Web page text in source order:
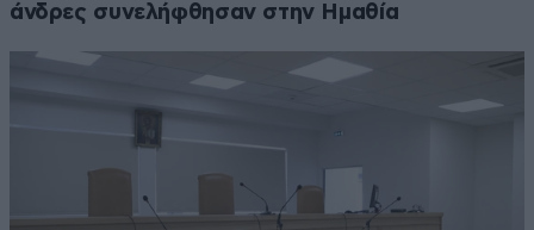
άνδρες συνελήφθησαν στην Ημαθία